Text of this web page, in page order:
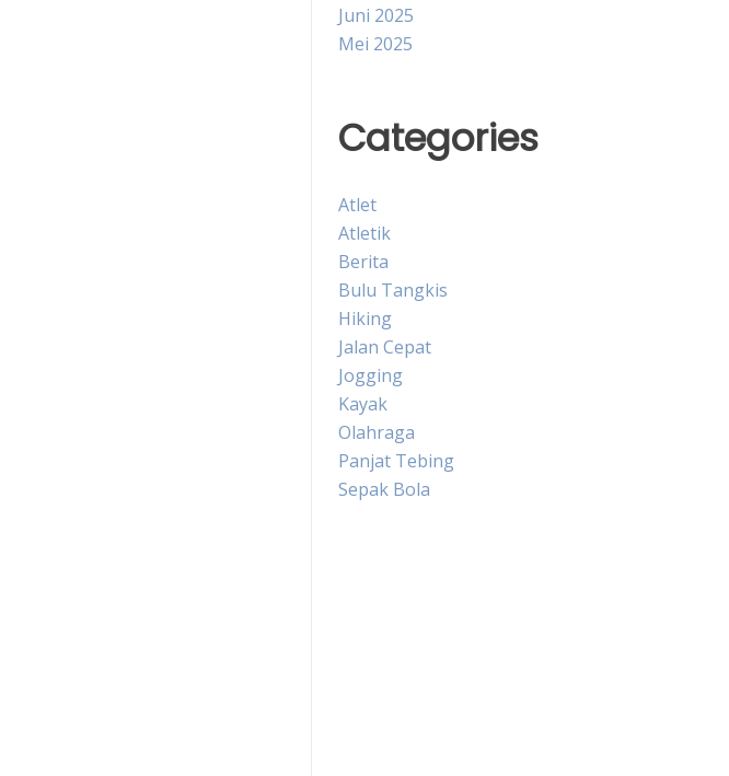
Juni 2025
Mei 2025
Categories
Atlet
Atletik
Berita
Bulu Tangkis
Hiking
Jalan Cepat
Jogging
Kayak
Olahraga
Panjat Tebing
Sepak Bola